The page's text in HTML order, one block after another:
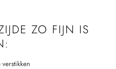
ZO FIJN IS